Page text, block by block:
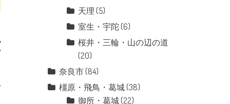
天理 (5)
室生・宇陀 (6)
桜井・三輪・山の辺の道
(20)
奈良市 (84)
橿原・飛鳥・葛城 (38)
御所・葛城 (22)